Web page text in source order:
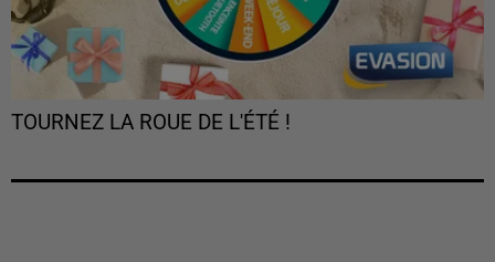
TOURNEZ LA ROUE DE L'ÉTÉ !